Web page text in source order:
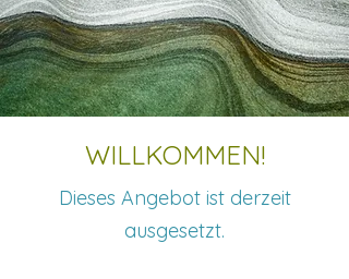
WILLKOMMEN!
Dieses Angebot ist derzeit
ausgesetzt.